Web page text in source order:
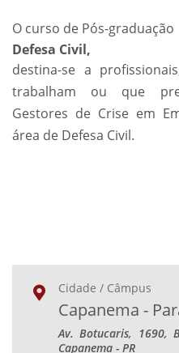
O curso de Pós-graduação
Defesa Civil,
destina-se a
trabalham ou que
Gestores de Crise em
área de Defesa Civil.
Cidade / Câmpus
Capanema -
Av. Botucaris, 1690,
Capanema - PR